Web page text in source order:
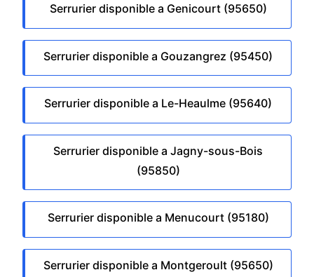
Serrurier disponible a Genicourt (95650)
Serrurier disponible a Gouzangrez (95450)
Serrurier disponible a Le-Heaulme (95640)
Serrurier disponible a Jagny-sous-Bois
(95850)
Serrurier disponible a Menucourt (95180)
Serrurier disponible a Montgeroult (95650)